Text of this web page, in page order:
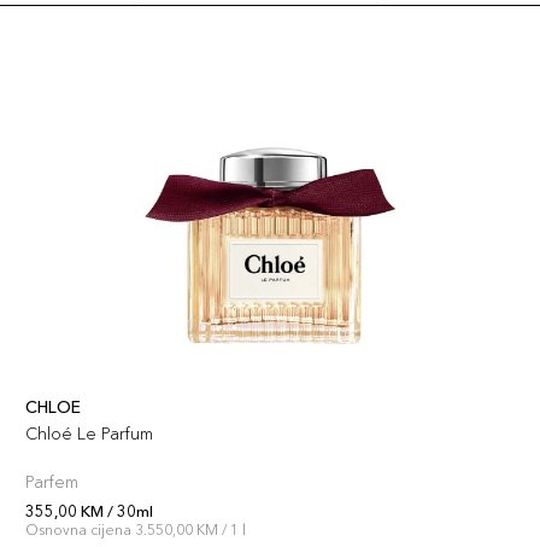
CHLOE
Chloé Le Parfum
Parfem
355,00 KM / 30ml
Osnovna cijena 3.550,00 KM / 1 l